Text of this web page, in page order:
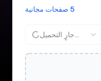
5 صفحات مجانية
جارٍ التحميل...